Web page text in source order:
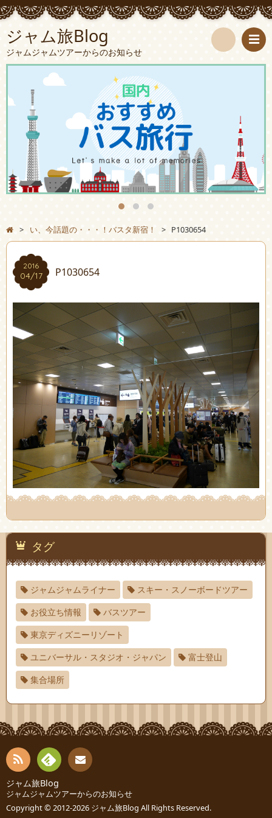
ジャム旅Blog
ジャムジャムツアーからのお知らせ
検
> い、今話題の・・・！バスタ新宿！ > P1030654
2016
04/17 P1030654
タグ
ジャムジャムライナー
スキー・スノーボードツアー
お役立ち情報
バスツアー
東京ディズニーリゾート
ユニバーサル・スタジオ・ジャパン
富士登山
集合場所
RSS
Fee
dly
先
ジャム旅Blog
ジャムジャムツアーからのお知らせ
Copyright © 2012-2026 ジャム旅Blog All Rights Reserved.